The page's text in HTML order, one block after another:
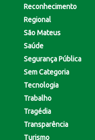
Reconhecimento
Regional
São Mateus
Saúde
Segurança Pública
Sem Categoria
Tecnologia
Trabalho
Tragédia
Transparência
Turismo